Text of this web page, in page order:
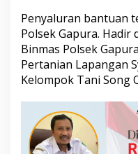
g
u
n
g
H
i
d
Penyaluran bantuan
Polsek Gapura. Hadir
Binmas Polsek
Pertanian Lapangan
Kelompok Tani Song